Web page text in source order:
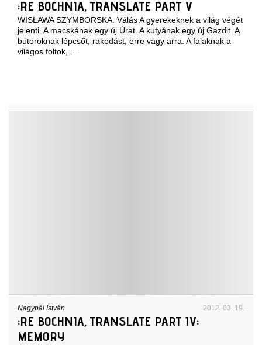
:RE BOCHNIA, TRANSLATE PART V
WISŁAWA SZYMBORSKA: Válás A gyerekeknek a világ végét
jelenti. A macskának egy új Úrat. A kutyának egy új Gazdit. A
bútoroknak lépcsőt, rakodást, erre vagy arra. A falaknak a
világos foltok, …
Nagypál István 2012. 03. 19.
:RE BOCHNIA, TRANSLATE PART IV:
MEMORY